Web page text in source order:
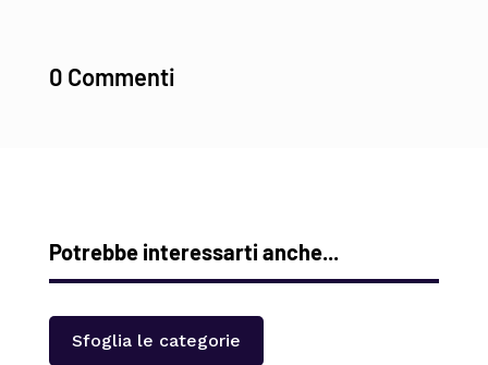
0 Commenti
Potrebbe interessarti anche...
Sfoglia le categorie